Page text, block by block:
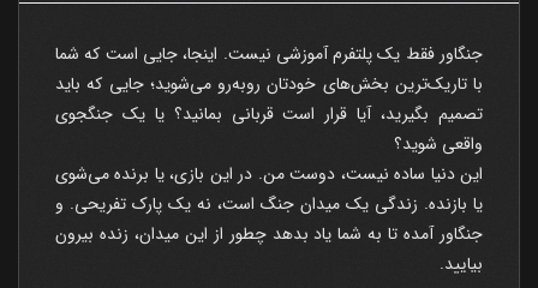
جنگاور فقط یک پلتفرم آموزشی نیست. اینجا، جایی است که شما
با تاریک‌ترین بخش‌های خودتان روبه‌رو می‌شوید؛ جایی که باید
تصمیم بگیرید، آیا قرار است قربانی بمانید؟ یا یک جنگجوی
واقعی شوید؟
این دنیا ساده نیست، دوست من. در این بازی، یا برنده می‌شوی
یا بازنده. زندگی یک میدان جنگ است، نه یک پارک تفریحی. و
جنگاور آمده تا به شما یاد بدهد چطور از این میدان، زنده بیرون
بیایید.